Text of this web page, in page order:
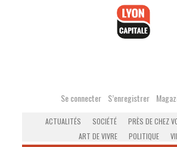
Se connecter S’enregistrer
ACTUALITÉS SOCIÉTÉ PRÈS DE CHEZ
ART DE VIVRE
POLITIQUE